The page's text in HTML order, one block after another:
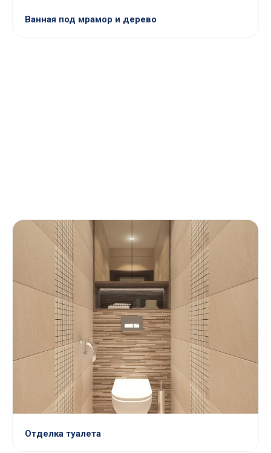
Ванная под мрамор и дерево
Отделка туалета